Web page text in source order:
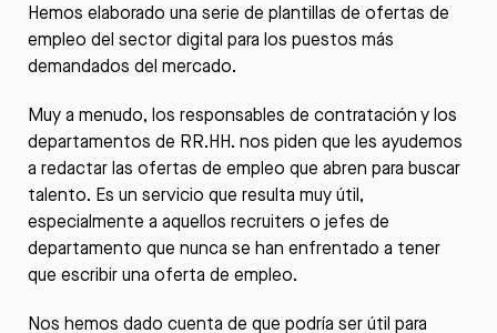
Hemos elaborado una serie de plantillas de ofertas de
empleo del sector digital para los puestos más
demandados del mercado.
Muy a menudo, los responsables de contratación y los
departamentos de RR.HH. nos piden que les ayudemos
a redactar las ofertas de empleo que abren para buscar
talento. Es un servicio que resulta muy útil,
especialmente a aquellos recruiters o jefes de
departamento que nunca se han enfrentado a tener
que escribir una oferta de empleo.
Nos hemos dado cuenta de que podría ser útil para